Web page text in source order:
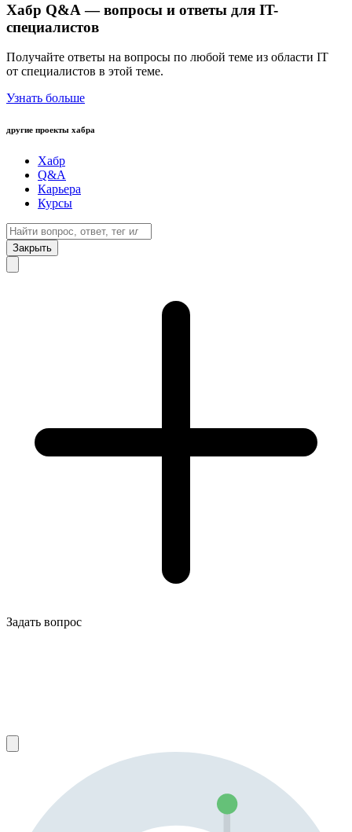
Хабр Q&A — вопросы и ответы для IT-
специалистов
Получайте ответы на вопросы по любой теме из области IT
от специалистов в этой теме.
Узнать больше
другие проекты хабра
Хабр
Q&A
Карьера
Курсы
Закрыть
Задать вопрос